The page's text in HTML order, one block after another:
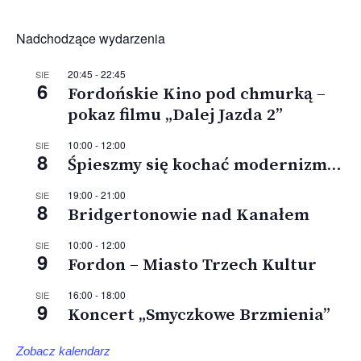
Nadchodzące wydarzenia
SIE
6
20:45 -22:45
Fordońskie Kino pod chmurką –
pokaz filmu „Dalej Jazda 2”
SIE
8
10:00 - 12:00
Śpieszmy się kochać modernizm…
SIE
8
19:00 -21:00
Bridgertonowie nad Kanałem
SIE
9
10:00 - 12:00
Fordon – Miasto Trzech Kultur
SIE
9
16:00 - 18:00
Koncert „Smyczkowe Brzmienia”
Zobacz kalendarz